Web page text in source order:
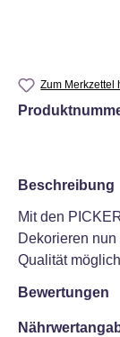
Zum Merkzettel
Beschreibung
Mit den
Dekorieren
Qualität
Bewertungen